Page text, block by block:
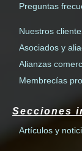
Preguntas
Nuestros
Asociados y
Alianzas
Membrecías
Secciones
Artículos y